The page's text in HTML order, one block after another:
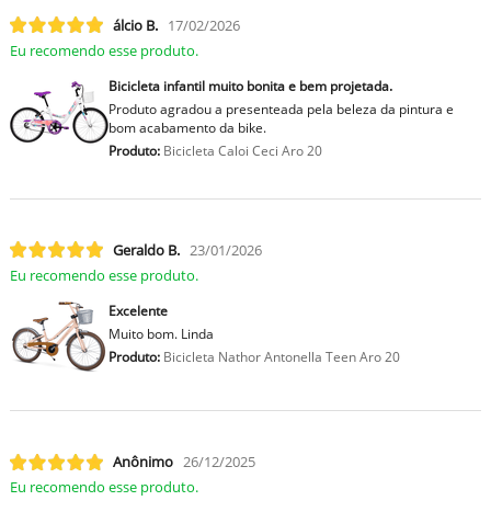
lcio B. 17/02/2026
Eu recomendo esse produto.
Bicicleta infantil muito bonita e bem projetada.
Produto agradou a presenteada pela beleza da pintura e
bom acabamento da bike.
Produto:Bicicleta Caloi Ceci Aro 20
Geraldo B. 23/01/2026
Eu recomendo esse produto.
Excelente
Muito bom. Linda
Produto:Bicicleta Nathor Antonella Teen Aro 20
Anônimo 26/12/2025
Eu recomendo esse produto.